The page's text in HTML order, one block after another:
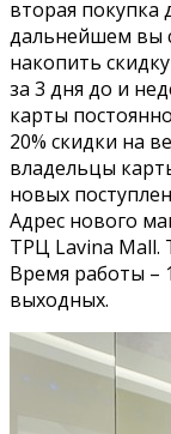
вторая покупка
дальнейшем вы
накопить
за 3 дня до и
карты
20% скидки на
владельцы
новых
Адрес нового
ТРЦ Lavina Mall.
Время работы –
выходных.